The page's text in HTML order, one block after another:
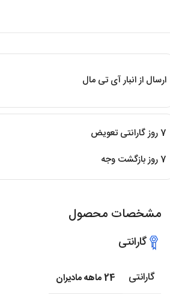
ارسال از انبار آی تی مال
7 روز گارانتی تعویض
7 روز بازگشت وجه
مشخصات محصول
گارانتی
گارانتی 24 ماهه مادیران